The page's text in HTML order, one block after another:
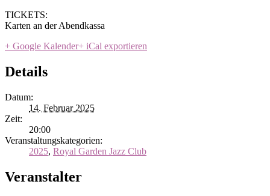
TICKETS:
Karten an der Abendkassa
+ Google Kalender+ iCal exportieren
Details
Datum:
14. Februar 2025
Zeit:
20:00
Veranstaltungskategorien:
2025, Royal Garden Jazz Club
Veranstalter